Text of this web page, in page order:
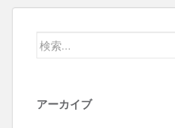
ゲ
検
アーカイブ